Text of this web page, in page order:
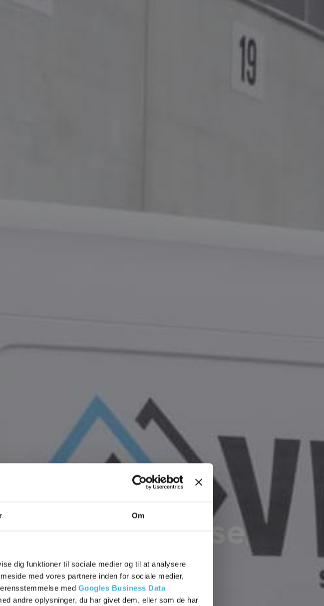
Om
dig funktioner til sociale medier og til at analysere
med vores partnere inden for sociale medier,
med Googles Business Data
andre oplysninger, du har givet dem, eller som de har
& Entreprise
– Stålværksted – Klimaanlæg